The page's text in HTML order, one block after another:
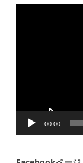
動
00:00